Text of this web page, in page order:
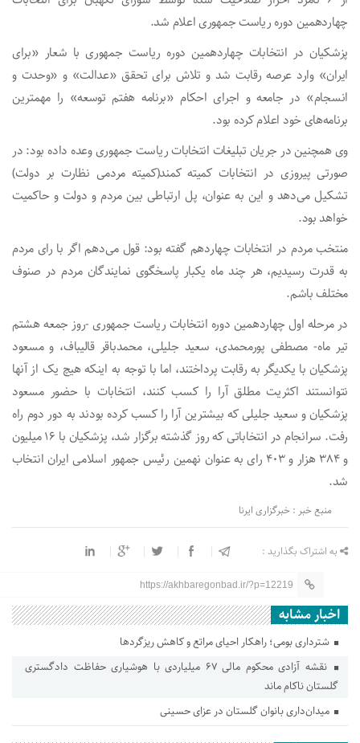
چهاردهمین دوره ریاست جمهوری اعلام شد.
پزشکیان در انتخابات چهاردهمین دوره ریاست جمهوری با شعار «برای
ایران» وارد عرصه رقابت شد و تلاش برای تحقق «عدالت» و «وحدت و
انسجام» در جامعه و اجرای احکام «برنامه هفتم توسعه» را مهمترین
برنامه‌های خود اعلام کرده بود.
وی همچنین در جریان تبلیغات انتخابات ریاست جمهوری وعده داده بود: در
صورتی پیروزی در انتخابات کمیته کمند(کمیته مردمی نظارت بر دولت)
تشکیل می‌دهد و این به عنوان، پل ارتباطی بین مردم و دولت و حاکمیت
خواهد بود.
منتخب مردم در انتخابات چهاردهم گفته بود: قول می‌دهم اگر با رای مردم
به قدرت رسیدیم، هر چند ماه یکبار پاسخگوی نمایندگان مردم در صنوف
مختلف باشم.
در مرحله اول چهاردهمین دوره انتخابات ریاست جمهوری -روز جمعه هشتم
تیر ماه- مصطفی پورمحمدی، سعید جلیلی، محمدباقر قالیباف، و مسعود
پزشکیان با یکدیگر به رقابت پرداختند، اما با توجه به اینکه هیچ یک از آنها
نتوانستند اکثریت مطلق آرا را کسب کنند، انتخابات با حضور مسعود
پزشکیان و سعید جلیلی که بیشترین آرا را کسب کرده بودند به دور دوم راه
رفت. سرانجام در انتخاباتی که روز گذشته برگزار شد، پزشکیان با ۱۶ میلیون
و ۳۸۴ هزار و ۴۰۳ رای به عنوان نهمین رئیس جمهور اسلامی ایران انتخاب
شد.
منبع خبر : خبرگزاری ایرنا
به اشتراک بگذارید :
https://akhbaregonbad.ir/?p=12219
اخبار مشابه
شترداری بومی؛ راهکار احیای مراتع و کاهش ریزگردها
نقشه آزادی محکوم مالی ۶۷ میلیاردی با هوشیاری حفاظت دادگستری
گلستان ناکام ماند
میدان‌داری بانوان گلستان در عزای حسینی